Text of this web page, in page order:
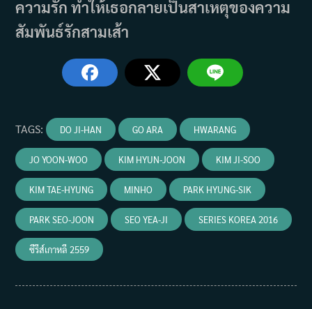
ความรัก ทำให้เธอกลายเป็นสาเหตุของความ
สัมพันธ์รักสามเส้า
TAGS: DO JI-HAN GO ARA HWARANG
JO YOON-WOO KIM HYUN-JOON KIM JI-SOO
KIM TAE-HYUNG MINHO PARK HYUNG-SIK
PARK SEO-JOON SEO YEA-JI SERIES KOREA 2016
ซีรีส์เกาหลี 2559